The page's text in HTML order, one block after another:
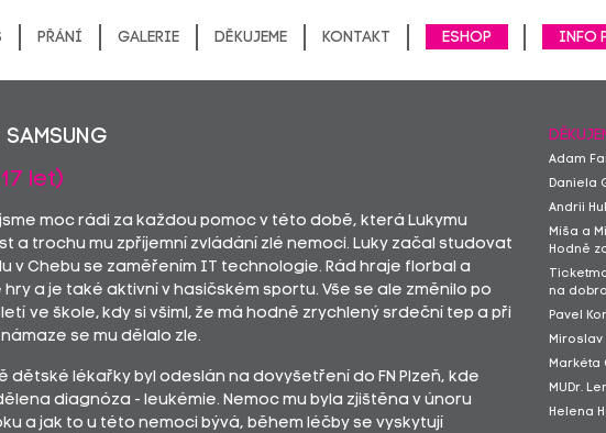
Přání Galerie Děkujeme Kontakt ESHOP Info
let)
moc rádi za každou pomoc v této době, která Lukymu
a trochu mu zpříjemní zvládání zlé nemoci. Luky začal studovat
v Chebu se zaměřením IT technologie. Rád hraje florbal a
a je také aktivní v hasičském sportu. Vše se ale změnilo po
ve škole, kdy si všiml, že má hodně zrychlený srdeční tep a při
se mu dělalo zle.
dětské lékařky byl odeslán na dovyšetření do FN Plzeň, kde
diagnóza - leukémie. Nemoc mu byla zjištěna v únoru
a jak to u této nemoci bývá, během léčby se vyskytují
Adam
Daniela
Andrii
Míša a
Hodně
na
Pavel
Miroslav
Markéta
MUDr.
Helena